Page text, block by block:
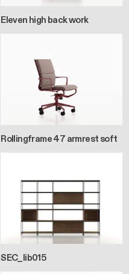
Eleven high back work
Rollingframe 47 armrest soft
SEC_lib015